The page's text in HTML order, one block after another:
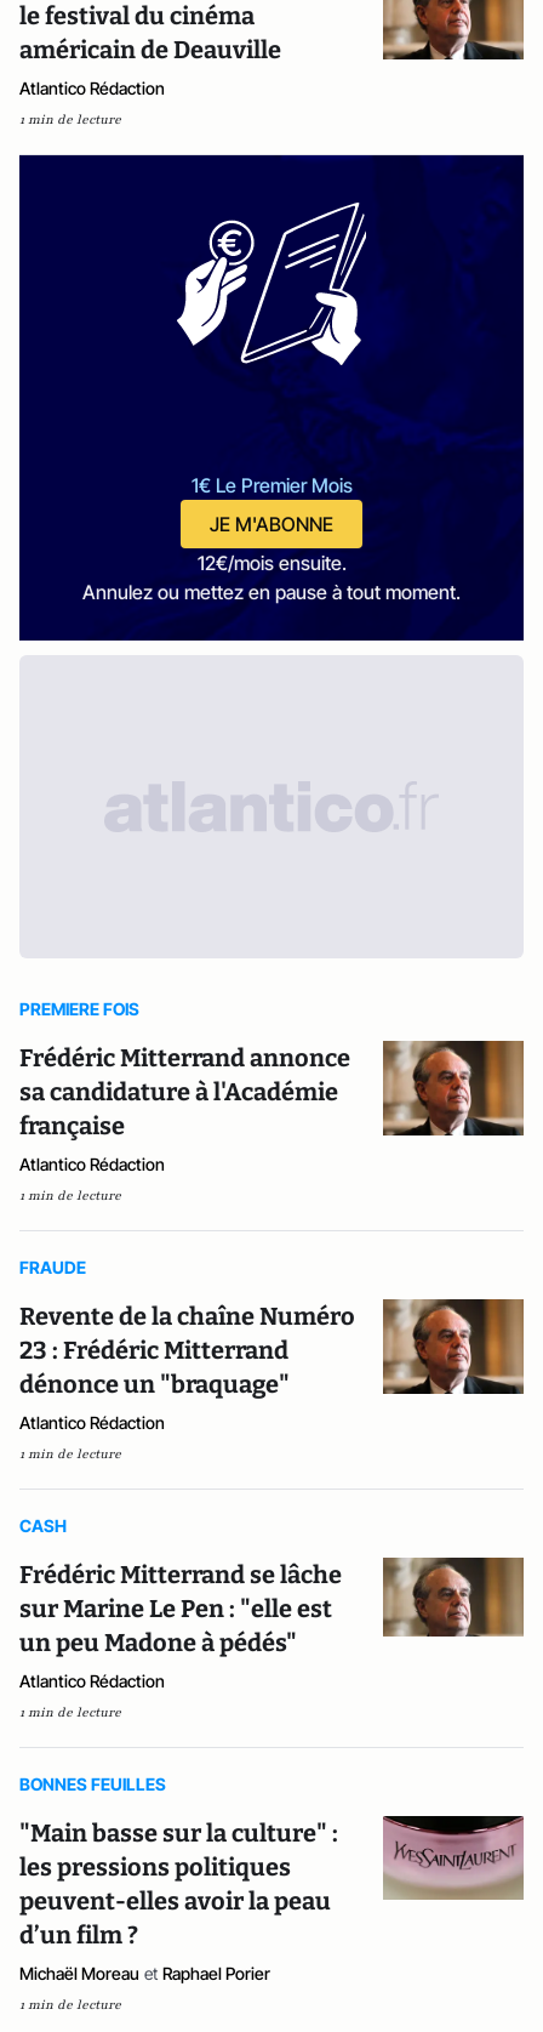
le festival du cinéma
américain de Deauville
Atlantico Rédaction
1 min de lecture
1€ Le Premier Mois
JE M'ABONNE
12€/mois ensuite.
Annulez ou mettez en pause à tout moment.
PREMIERE FOIS
Frédéric Mitterrand annonce
sa candidature à l'Académie
française
Atlantico Rédaction
1 min de lecture
FRAUDE
Revente de la chaîne Numéro
23 : Frédéric Mitterrand
dénonce un "braquage"
Atlantico Rédaction
1 min de lecture
CASH
Frédéric Mitterrand se lâche
sur Marine Le Pen : "elle est
un peu Madone à pédés"
Atlantico Rédaction
1 min de lecture
BONNES FEUILLES
"Main basse sur la culture" :
les pressions politiques
peuvent-elles avoir la peau
d’un film ?
Michaël Moreau et Raphael Porier
1 min de lecture